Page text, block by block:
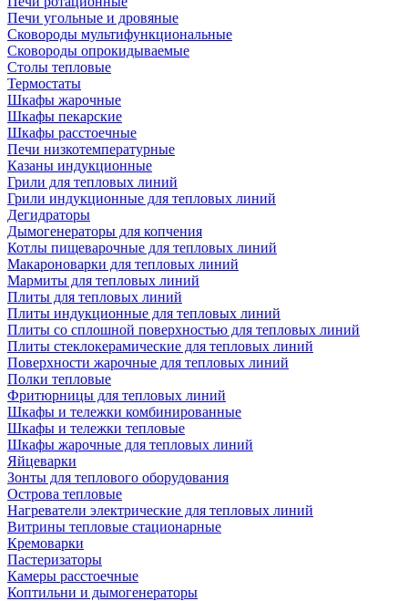
Печи угольные и дровяные
Сковороды мультифункциональные
Сковороды опрокидываемые
Столы тепловые
Термостаты
Шкафы жарочные
Шкафы пекарские
Шкафы расстоечные
Печи низкотемпературные
Казаны индукционные
Грили для тепловых линий
Грили индукционные для тепловых линий
Дегидраторы
Дымогенераторы для копчения
Котлы пищеварочные для тепловых линий
Макароноварки для тепловых линий
Мармиты для тепловых линий
Плиты для тепловых линий
Плиты индукционные для тепловых линий
Плиты со сплошной поверхностью для тепловых линий
Плиты стеклокерамические для тепловых линий
Поверхности жарочные для тепловых линий
Полки тепловые
Фритюрницы для тепловых линий
Шкафы и тележки комбинированные
Шкафы и тележки тепловые
Шкафы жарочные для тепловых линий
Яйцеварки
Зонты для теплового оборудования
Острова тепловые
Нагреватели электрические для тепловых линий
Витрины тепловые стационарные
Кремоварки
Пастеризаторы
Камеры расстоечные
Коптильни и дымогенераторы